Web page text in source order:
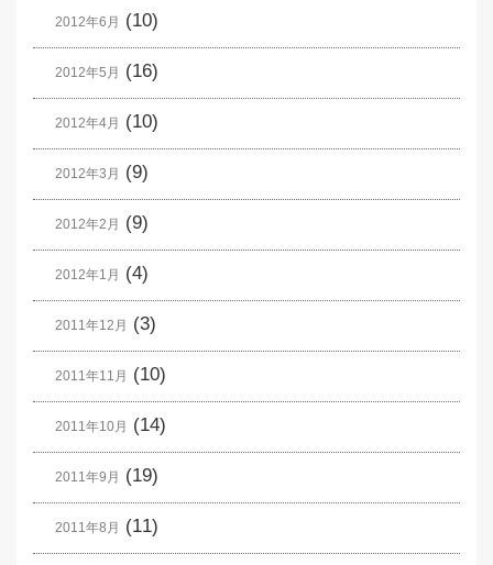
2012年6月 (10)
2012年5月 (16)
2012年4月 (10)
2012年3月 (9)
2012年2月 (9)
2012年1月 (4)
2011年12月 (3)
2011年11月 (10)
2011年10月 (14)
2011年9月 (19)
2011年8月 (11)